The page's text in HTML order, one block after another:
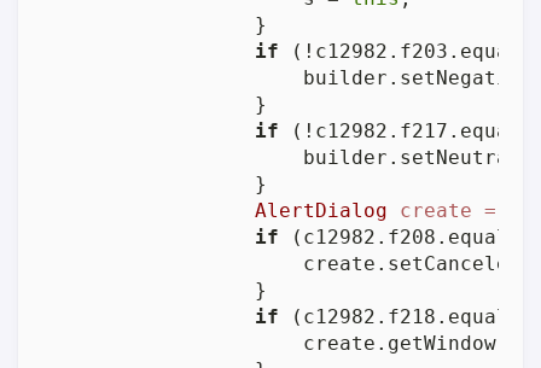
                }
if
                }
if
                }
AlertDialog
create =
if (c12982.f208.equals(
                }
if (c12982.f218.equals(